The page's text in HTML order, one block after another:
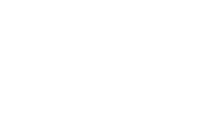
die Umsetzung beginnt.